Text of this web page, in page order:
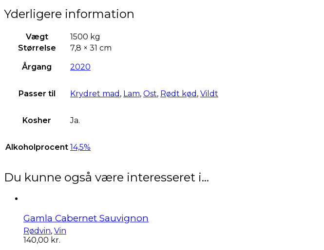
Yderligere information
Vægt
1500 kg
Størrelse
7,8 × 31 cm
Årgang 2020
Passer til Krydret mad , Lam, Ost, Rødt kød , Vildt
Kosher Ja.
Alkoholprocent 14,5%
Du kunne også være interesseret i…
Gamla Cabernet Sauvignon
Rødvin, Vin
140,00 kr.